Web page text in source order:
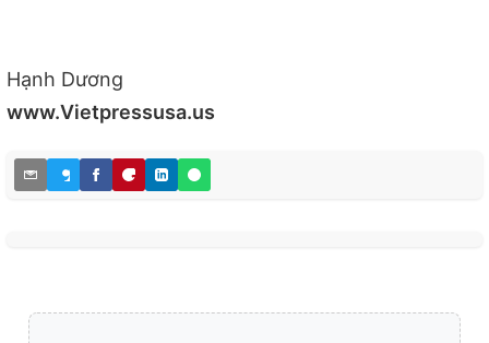
Hạnh Dương
www.Vietpressusa.us